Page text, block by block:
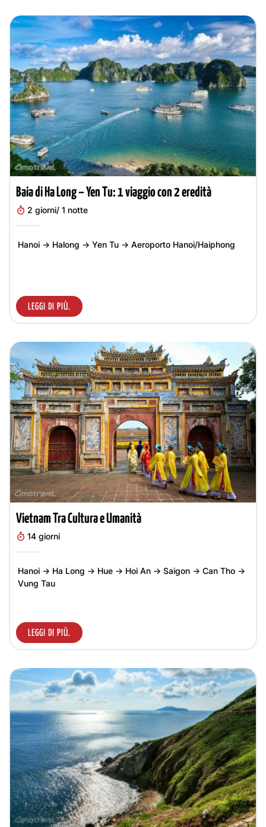
Baia di Ha Long – Yen Tu: 1 viaggio con 2 eredità
2 giorni/ 1 notte
Hanoi -> Halong -> Yen Tu -> Aeroporto Hanoi/Haiphong
LEGGI DI PIÙ.
Vietnam Tra Cultura e Umanità
14 giorni
Hanoi → Ha Long → Hue → Hoi An → Saigon → Can Tho →
Vung Tau
LEGGI DI PIÙ.